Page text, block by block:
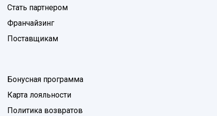
Стать партнером
Франчайзинг
Поставщикам
Бонусная программа
Карта лояльности
Политика возвратов